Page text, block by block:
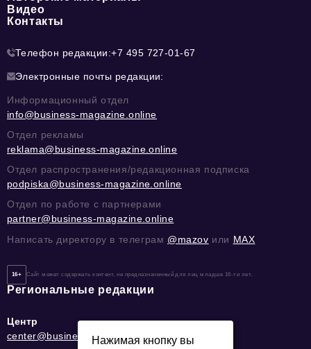
Видео
Контакты
Телефон редакции:+7 495 727-01-67
Электронные почты редакции:
Информационный отдел
info@business-magazine.online
Отдел рекламы
reklama@business-magazine.online
Отдел распространения/редакционная подписка
podpiska@business-magazine.online
Отдел по работе с партнерами
partner@business-magazine.online
Написать директору в телеграм @mazov или MAX
16+ Сайт может содержать контент, не предназначенный для лиц младше 16-ти лет.
Региональные редакции
Центр
center@business-magazine.online
Нажимая кнопку вы